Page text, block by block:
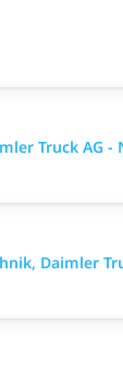
Truck AG -
Daimler